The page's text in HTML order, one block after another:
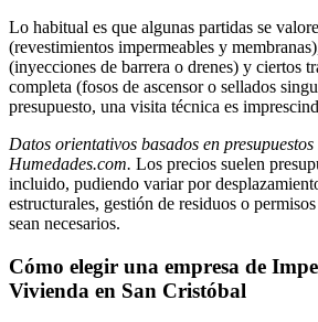
Lo habitual es que algunas partidas se
(revestimientos impermeables y
(inyecciones de barrera o drenes) y ciertos
completa (fosos de ascensor o sellados
presupuesto, una visita técnica es
Datos orientativos basados en
Humedades.com. Los precios suelen
incluido, pudiendo variar por
estructurales, gestión de residuos o
sean necesarios.
Cómo elegir una empresa de
Vivienda en San Cristóbal